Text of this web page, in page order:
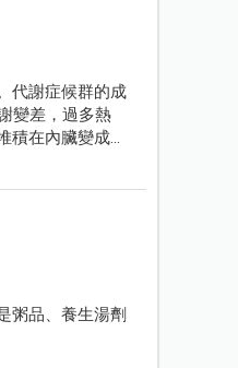
代謝症候群的成
變差，過多熱
在內臟變成鮪
粥品、養生湯劑